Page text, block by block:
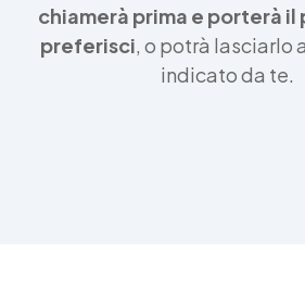
chiamerà prima e porterà il
preferisci, o potrà lasciarlo
indicato da te.